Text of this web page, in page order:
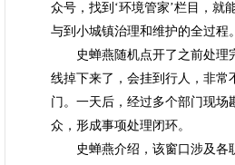
众号，找到‘环境管家’栏目，就
与到小城镇治理和维护的全过程。
史蝉燕随机点开了之前处理完
线掉下来了，会挂到行人，非常
门。一天后，经过多个部门现
众，形成事项处理闭环。
史蝉燕介绍，该窗口涉及各职